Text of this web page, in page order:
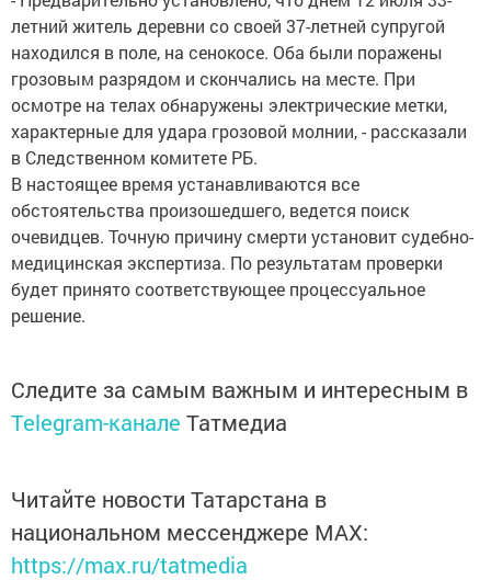
летний житель деревни со своей 37-летней супругой
находился в поле, на сенокосе. Оба были поражены
грозовым разрядом и скончались на месте. При
осмотре на телах обнаружены электрические метки,
характерные для удара грозовой молнии, - рассказали
в Следственном комитете РБ.
В настоящее время устанавливаются все
обстоятельства произошедшего, ведется поиск
очевидцев. Точную причину смерти установит судебно-
медицинская экспертиза. По результатам проверки
будет принято соответствующее процессуальное
решение.
Следите за самым важным и интересным в
Telegram-канале Татмедиа
Читайте новости Татарстана в
национальном мессенджере MАХ:
https://max.ru/tatmedia